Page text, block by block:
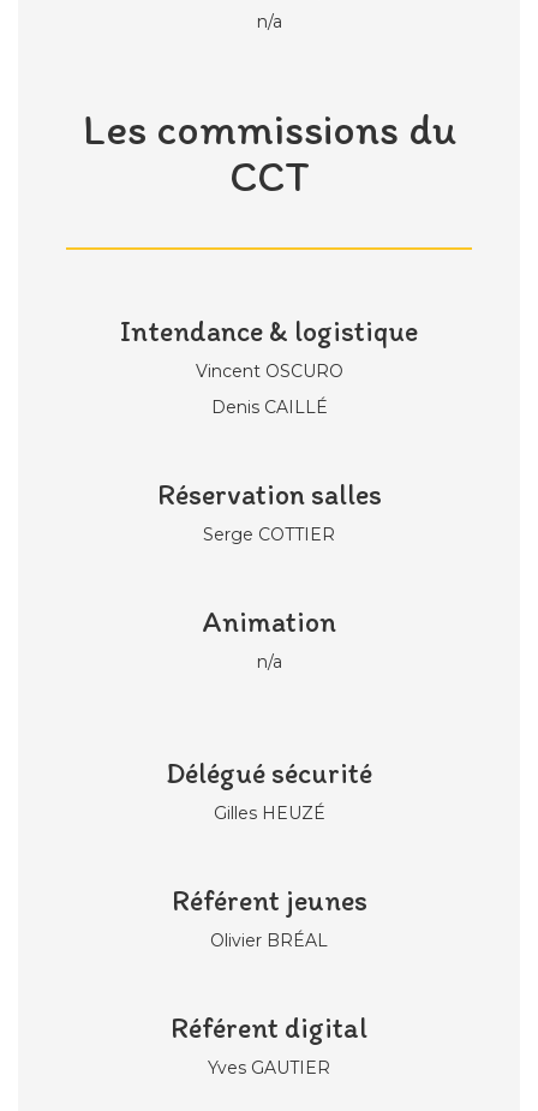
n/a
Les commissions du
CCT
Intendance & logistique
Vincent OSCURO
Denis CAILLÉ
Réservation salles
Serge COTTIER
Animation
n/a
Délégué sécurité
Gilles HEUZÉ
Référent jeunes
Olivier BRÉAL
Référent digital
Yves GAUTIER